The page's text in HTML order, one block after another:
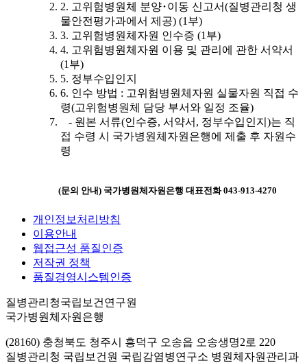
2. 고위험병원체 분양･이동 신고서(질병관리청 생
물안전평가과에서 제공) (1부)
3. 고위험병원체자원 인수증 (1부)
4. 고위험병원체자원 이용 및 관리에 관한 서약서
(1부)
5. 정부수입인지
6. 인수 방법 : 고위험병원체자원 실물자원 직접 수
령(고위험병원체 담당 부서와 일정 조율)
- 원본 서류(인수증, 서약서, 정부수입인지)는 직
접 수령 시 국가병원체자원은행에 제출 후 자원수
령
(문의 안내) 국가병원체자원은행 대표전화 043-913-4270
개인정보처리방침
이용안내
웹접근성 품질인증
저작권 정책
품질경영시스템인증
질병관리청국립보건연구원
국가병원체자원은행
(28160) 충청북도 청주시 흥덕구 오송읍 오송생명2로 220
질병관리청 국립보건원 국립감염병연구소 병원체자원관리과